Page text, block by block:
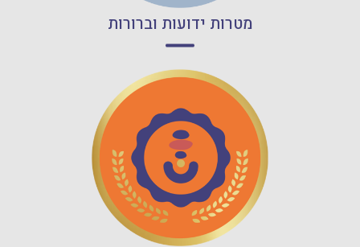
מטרות ידועות וברורות
קרא עוד